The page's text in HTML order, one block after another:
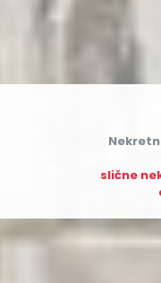
slične